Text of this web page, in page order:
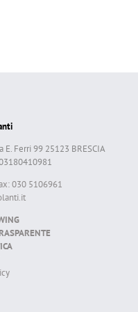
Ferri 99 25123 BRESCIA
030 5106961